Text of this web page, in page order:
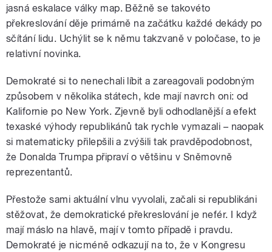
jasná eskalace války map. Běžně se takovéto
překreslování děje primárně na začátku každé dekády po
sčítání lidu. Uchýlit se k němu takzvaně v poločase, to je
relativní novinka.
Demokraté si to nenechali líbit a zareagovali podobným
způsobem v několika státech, kde mají navrch oni: od
Kalifornie po New York. Zjevně byli odhodlanější a efekt
texaské výhody republikánů tak rychle vymazali – naopak
si matematicky přilepšili a zvýšili tak pravděpodobnost,
že Donalda Trumpa připraví o většinu v Sněmovně
reprezentantů.
Přestože sami aktuální vlnu vyvolali, začali si republikáni
stěžovat, že demokratické překreslování je nefér. I když
mají máslo na hlavě, mají v tomto případě i pravdu.
Demokraté je nicméně odkazují na to, že v Kongresu